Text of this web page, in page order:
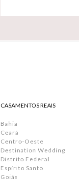
CASAMENTOS REAIS
Bahia
Ceará
Centro-Oeste
Destination Wedding
Distrito Federal
Espírito Santo
Goiás